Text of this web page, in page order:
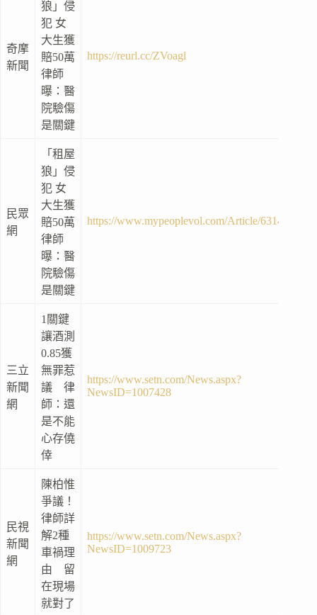
奇摩
新聞
狼」侵
犯 女
大生獲
賠50萬
律師
曝：醫
院驗傷
是關鍵
https://reurl.cc/ZVoagl
民眾
網
「租屋
狼」侵
犯 女
大生獲
賠50萬
律師
曝：醫
院驗傷
是關鍵
https://www.mypeoplevol.com/Article/6314
三立
新聞
網
1關鍵
讓酒測
0.85獲
無罪惹
議 律
師：還
是不能
心存僥
倖
https://www.setn.com/News.aspx?
NewsID=1007428
民視
新聞
網
陳柏惟
爭議！
律師詳
解2種
車禍理
由 留
在現場
就對了
https://www.setn.com/News.aspx?
NewsID=1009723